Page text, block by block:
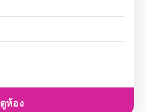
ดูห้อง